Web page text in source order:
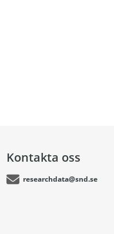
Kontakta oss
researchdata@snd.se